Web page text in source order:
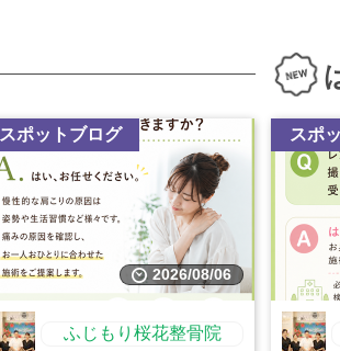
ある野菜を味わうことがで...
スポットブログ
2026/08/06
ふじもり桜花整骨院
スポ